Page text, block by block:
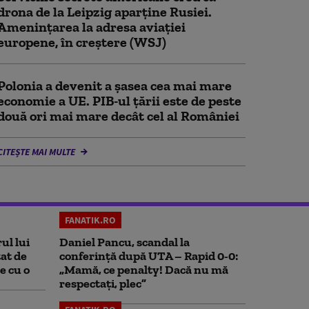
de la Leipzig aparține Rusiei.
la adresa aviației
în creștere (WSJ)
a devenit a șasea cea mai mare
a UE. PIB-ul țării este de peste
ori mai mare decât cel al României
MAI MULTE
lui
de
cu o
FANATIK.RO
Daniel Pancu, scandal la
conferință după UTA – Rapid 0-0:
„Mamă, ce penalty! Dacă nu mă
respectați, plec”